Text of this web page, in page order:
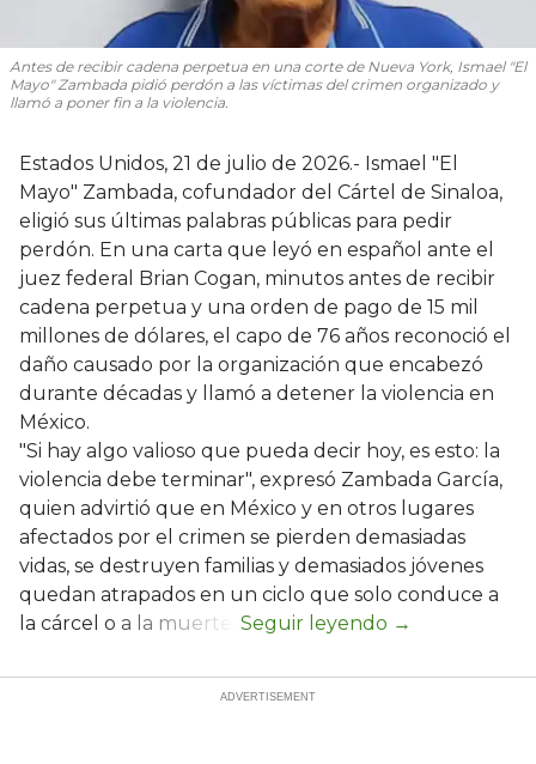
Antes de recibir cadena perpetua en una corte de Nueva York, Ismael "El
Mayo" Zambada pidió perdón a las víctimas del crimen organizado y
llamó a poner fin a la violencia.
Estados Unidos, 21 de julio de 2026.- Ismael "El
Mayo" Zambada, cofundador del Cártel de Sinaloa,
eligió sus últimas palabras públicas para pedir
perdón. En una carta que leyó en español ante el
juez federal Brian Cogan, minutos antes de recibir
cadena perpetua y una orden de pago de 15 mil
millones de dólares, el capo de 76 años reconoció el
daño causado por la organización que encabezó
durante décadas y llamó a detener la violencia en
México.
"Si hay algo valioso que pueda decir hoy, es esto: la
violencia debe terminar", expresó Zambada García,
quien advirtió que en México y en otros lugares
afectados por el crimen se pierden demasiadas
vidas, se destruyen familias y demasiados jóvenes
quedan atrapados en un ciclo que solo conduce a
la cárcel o a la muerte.